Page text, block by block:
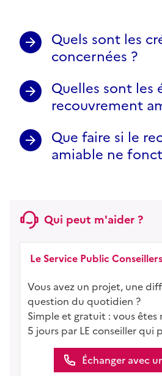
Quels sont les
concernées ?
Quelles sont les
recouvrement
Que faire si le
amiable ne
Qui peut m'aider ?
Le Service Public
Vous avez un projet, une
question du quotidien ?
Simple et gratuit : vous êtes
5 jours par LE conseiller qui
Échanger avec